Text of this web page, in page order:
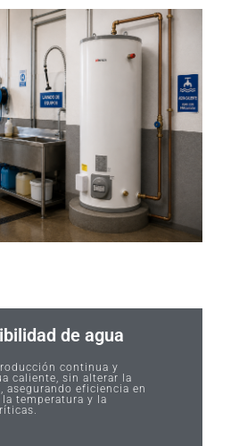
de agua
continua y
caliente, sin alterar la
asegurando eficiencia en
temperatura y la